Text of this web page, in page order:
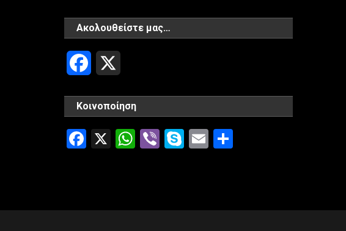
Ακολουθείστε μας…
Facebook
Κοινοποίηση
Facebook
X WhatsApp
ViberSkype
Email